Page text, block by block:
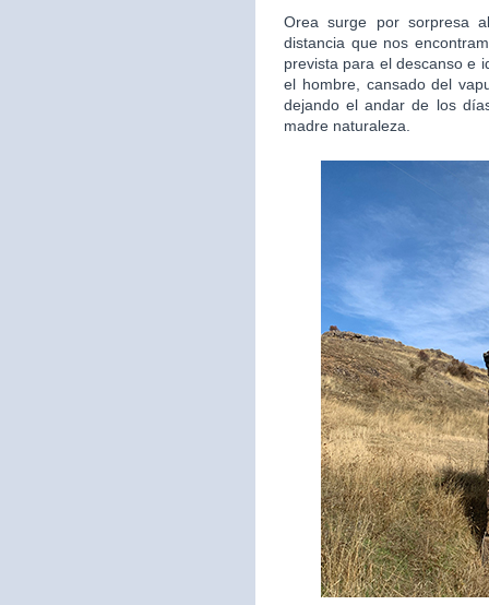
Orea surge por sorpresa
distancia que nos
prevista para el descanso e
el hombre, cansado del
dejando el andar de los
madre naturaleza.